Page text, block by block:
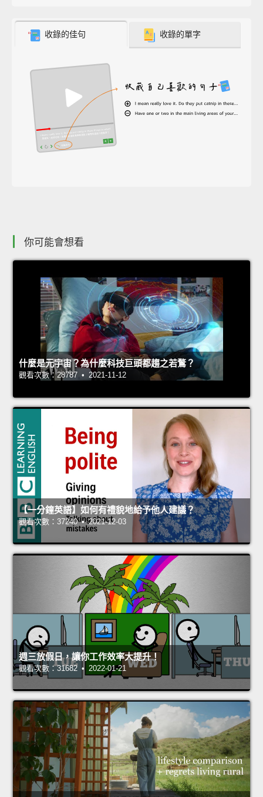
收錄的佳句 收錄的單字
你可能會想看
什麼是元宇宙？為什麼科技巨頭都趨之若鶩？
觀看次數：28787 • 2021-11-12
【一分鐘英語】如何有禮貌地給予他人建議？
觀看次數：37240 • 2021-12-03
週三放假日，讓你工作效率大提升！
觀看次數：31682 • 2022-01-21